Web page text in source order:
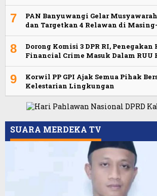
7
PAN Banyuwangi Gelar
dan Targetkan 4 Relawan di
8
Dorong Komisi 3 DPR RI, Penegakan
Financial Crime Masuk Dalam RUU
9
Korwil PP GPI Ajak Semua Pihak
Kelestarian Lingkungan
SUARA MERDEKA TV